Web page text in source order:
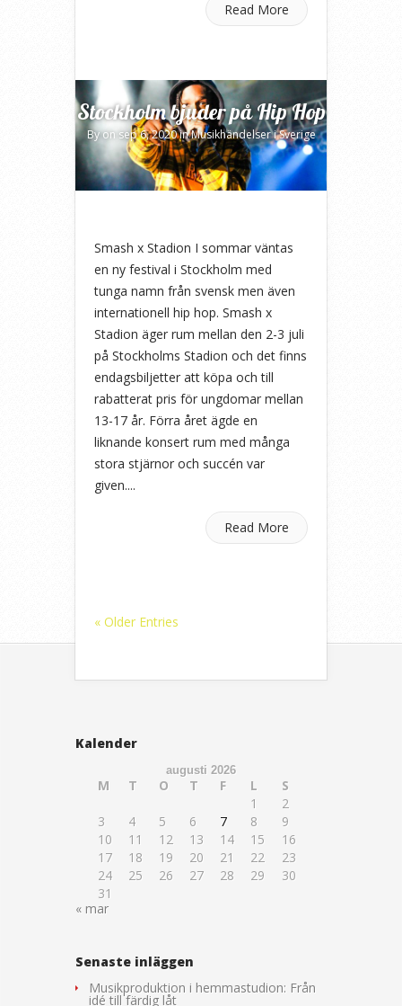
Read More
Stockholm bjuder på Hip Hop
Byon sep 6, 2020 inMusikhändelser i Sverige
Smash x Stadion I sommar väntas
en ny festival i Stockholm med
tunga namn från svensk men även
internationell hip hop. Smash x
Stadion äger rum mellan den 2-3 juli
på Stockholms Stadion och det finns
endagsbiljetter att köpa och till
rabatterat pris för ungdomar mellan
13-17 år. Förra året ägde en
liknande konsert rum med många
stora stjärnor och succén var
given....
Read More
« Older Entries
Kalender
augusti 2026
M T O T F L
S
1
2
3
4 5 6 7 8
9
10
11 12 13 14 15
16
17
18 19 20 21 22
23
24
25 26 27 28 29
30
31
« mar
Senaste inläggen
Musikproduktion i hemmastudion: Från
idé till färdig låt